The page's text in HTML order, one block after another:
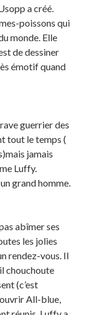
a créé.
poissons qui
monde. Elle
de dessiner
émotif quand
guerrier des
tout le temps (
jamais
Luffy.
grand homme.
abîmer ses
les jolies
rendez-vous. Il
chouchoute
(c’est
All-blue,